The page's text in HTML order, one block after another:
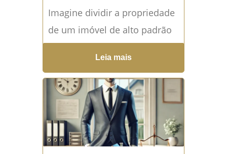
Imagine dividir a propriedade
de um imóvel de alto padrão
e utilizá-lo em períodos
determinados do ano, com
toda a segurança jurídica,...
Leia mais →
Leia mais